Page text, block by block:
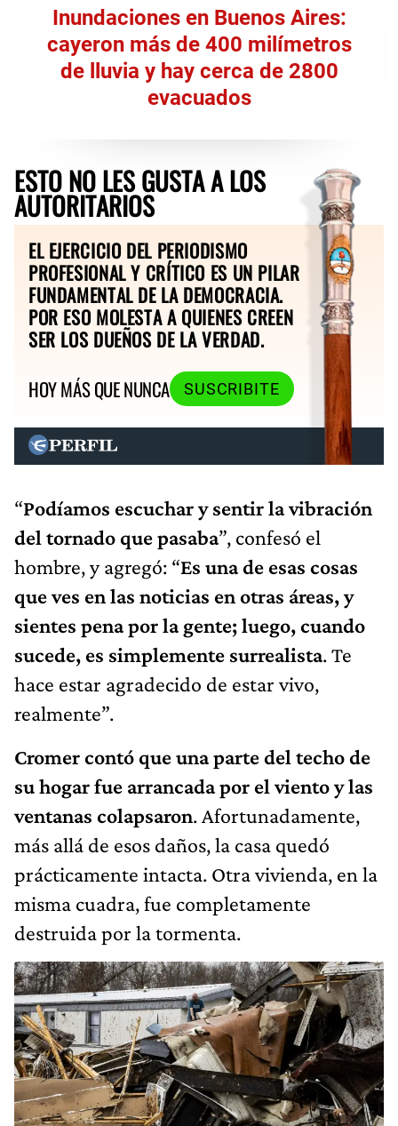
cayeron más de 400 milímetros
de lluvia y hay cerca de 2800
evacuados
ESTO NO LES GUSTA A LOS
AUTORITARIOS
EL EJERCICIO DEL PERIODISMO
PROFESIONAL Y CRÍTICO ES UN PILAR
FUNDAMENTAL DE LA DEMOCRACIA.
POR ESO MOLESTA A QUIENES CREEN
SER LOS DUEÑOS DE LA VERDAD.
SUSCRIBITE
del tornado que pasaba”, confesó el
hombre, y agregó: “Es una de esas cosas
que ves en las noticias en otras áreas, y
sientes pena por la gente; luego, cuando
sucede, es simplemente surrealista. Te
hace estar agradecido de estar vivo,
realmente”.
su hogar fue arrancada por el viento y las
ventanas colapsaron. Afortunadamente,
más allá de esos daños, la casa quedó
prácticamente intacta. Otra vivienda, en la
misma cuadra, fue completamente
destruida por la tormenta.